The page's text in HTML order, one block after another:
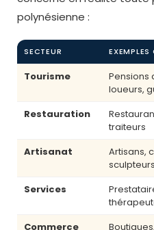
polynésienne :
SECTEUR
Tourisme
Pensions
loueurs,
Restauration
traiteurs
Artisanat
Artisans,
sculpteurs
Services
Commerce